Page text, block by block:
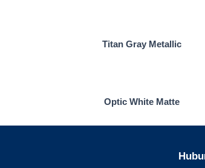
Titan Gray Metallic
Optic White Matte